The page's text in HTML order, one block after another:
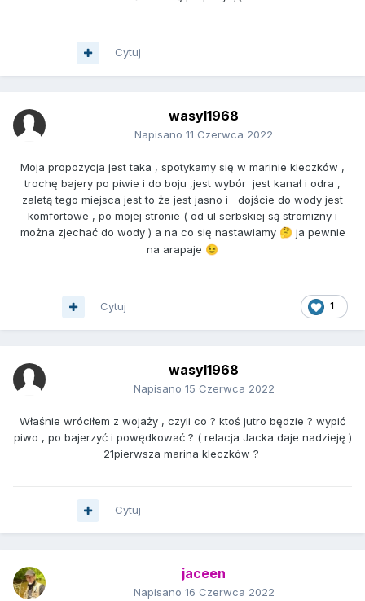
Cytuj
wasyl1968
Napisano 11 Czerwca 2022
Moja propozycja jest taka , spotykamy się w marinie kleczków ,
trochę bajery po piwie i do boju ,jest wybór jest kanał i odra ,
zaletą tego miejsca jest to że jest jasno i dojście do wody jest
komfortowe , po mojej stronie ( od ul serbskiej są stromizny i
można zjechać do wody ) a na co się nastawiamy 🤔ja pewnie
na arapaje 😉
1
Cytuj
wasyl1968
Napisano 15 Czerwca 2022
Właśnie wróciłem z wojaży , czyli co ? ktoś jutro będzie ? wypić
piwo , po bajerzyć i powędkować ? ( relacja Jacka daje nadzieję )
21pierwsza marina kleczków ?
Cytuj
jaceen
Napisano 16 Czerwca 2022